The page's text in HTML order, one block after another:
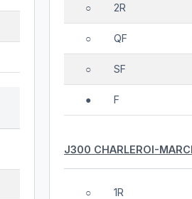
○ 2R
○ QF
○ SF
● F
J300 CHARLEROI-
○ 1R